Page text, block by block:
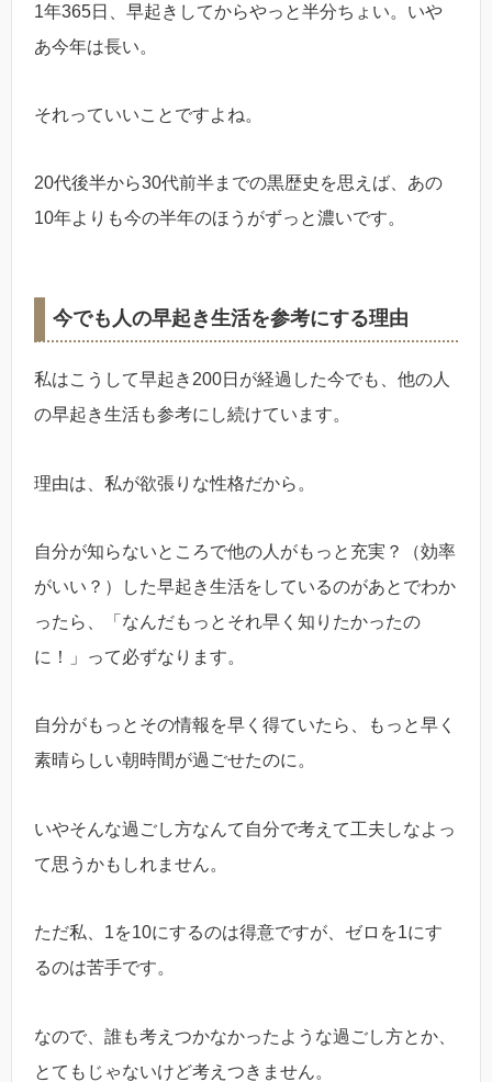
1年365日、早起きしてからやっと半分ちょい。いや
あ今年は長い。
それっていいことですよね。
20代後半から30代前半までの黒歴史を思えば、あの
10年よりも今の半年のほうがずっと濃いです。
今でも人の早起き生活を参考にする理由
私はこうして早起き200日が経過した今でも、他の人
の早起き生活も参考にし続けています。
理由は、私が欲張りな性格だから。
自分が知らないところで他の人がもっと充実？（効率
がいい？）した早起き生活をしているのがあとでわか
ったら、「なんだもっとそれ早く知りたかったの
に！」って必ずなります。
自分がもっとその情報を早く得ていたら、もっと早く
素晴らしい朝時間が過ごせたのに。
いやそんな過ごし方なんて自分で考えて工夫しなよっ
て思うかもしれません。
ただ私、1を10にするのは得意ですが、ゼロを1にす
るのは苦手です。
なので、誰も考えつかなかったような過ごし方とか、
とてもじゃないけど考えつきません。